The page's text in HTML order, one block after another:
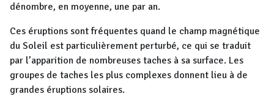
dénombre, en moyenne, une par an.
Ces éruptions sont fréquentes quand le champ magnétique
du Soleil est particulièrement perturbé, ce qui se traduit
par l’apparition de nombreuses taches à sa surface. Les
groupes de taches les plus complexes donnent lieu à de
grandes éruptions solaires.